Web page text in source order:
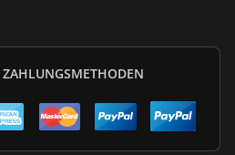
ZAHLUNGSMETHODEN